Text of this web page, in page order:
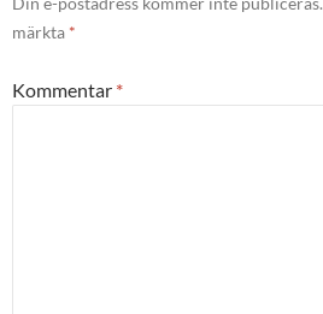
märkta *
Kommentar *